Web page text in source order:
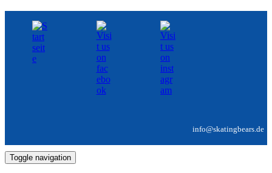
info@skatingbears.de
Toggle navigation